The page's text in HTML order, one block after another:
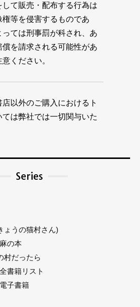
して販売・配布する行為は
等を侵害するものであ
っては刑事罰が科され、あ
償を請求される可能性があ
ください。
以外のご購入におけるト
ては弊社では一切関与いた
Series
ょうの猫村さん)
の本
村だったら
書籍リスト
子書籍